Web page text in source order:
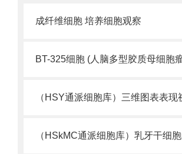
成纤维细胞 培养细胞观察